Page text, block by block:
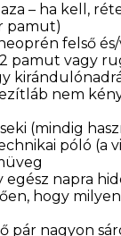
– ha kell,
pamut)
felső
pamut vagy
nem
(mindig
póló (a
egész napra
hogy
pár nagyon